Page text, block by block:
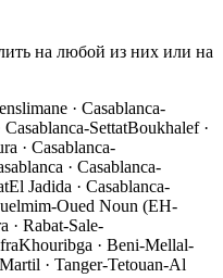
на любой из них или на
· Casablanca-
Casablanca-SettatBoukhalef·
· Casablanca-
· Casablanca-
El Jadida · Casablanca-
Oued Noun (EH-
· Rabat-Sale-
Khouribga · Beni-Mellal-
Martil · Tanger-Tetouan-Al